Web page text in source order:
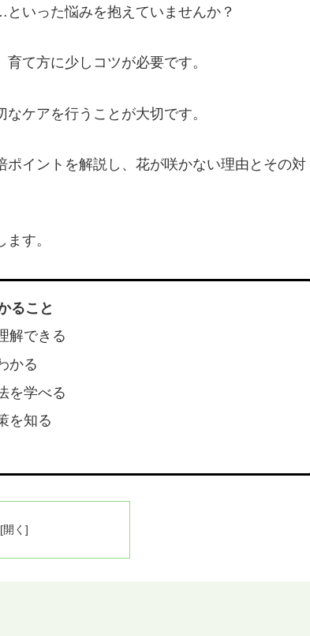
いった悩みを抱えていませんか？
て方に少しコツが必要です。
ケアを行うことが大切です。
イントを解説し、花が咲かない理由とその対
す。
ること
解できる
かる
を学べる
を知る